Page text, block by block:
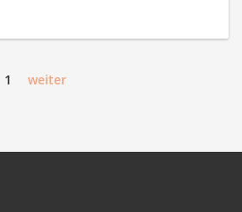
1 weiter